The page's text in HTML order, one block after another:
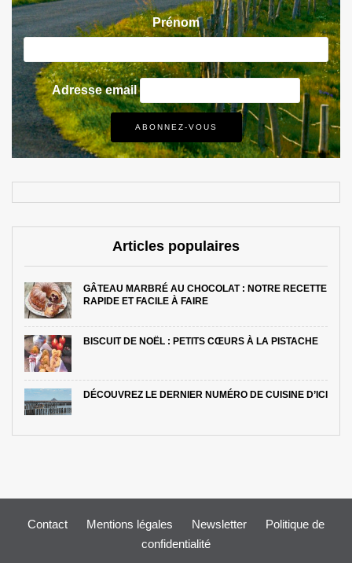
Prénom
Adresse email
Articles populaires
GÂTEAU MARBRÉ AU CHOCOLAT : NOTRE RECETTE
RAPIDE ET FACILE À FAIRE
BISCUIT DE NOËL : PETITS CŒURS À LA PISTACHE
DÉCOUVREZ LE DERNIER NUMÉRO DE CUISINE D’ICI
Contact Mentions légales Newsletter
Politique de
confidentialité